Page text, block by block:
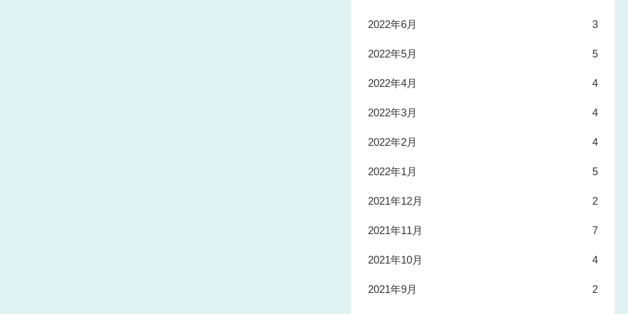
2022年6月 3
2022年5月 5
2022年4月 4
2022年3月 4
2022年2月 4
2022年1月 5
2021年12月 2
2021年11月 7
2021年10月 4
2021年9月 2